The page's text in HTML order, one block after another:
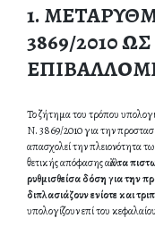
1.
3869/2010
Το ζήτημα του τρόπου
Ν. 3869/2010 για την
απασχολεί την πλειονότητα
θετικής απόφασης αλλάτα
ρυθμισθείσα δόση για την
διπλασιάζουν ενίοτε και
υπολογίζουν επί του